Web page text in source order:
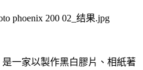
一家以製作黑白膠片、相紙著